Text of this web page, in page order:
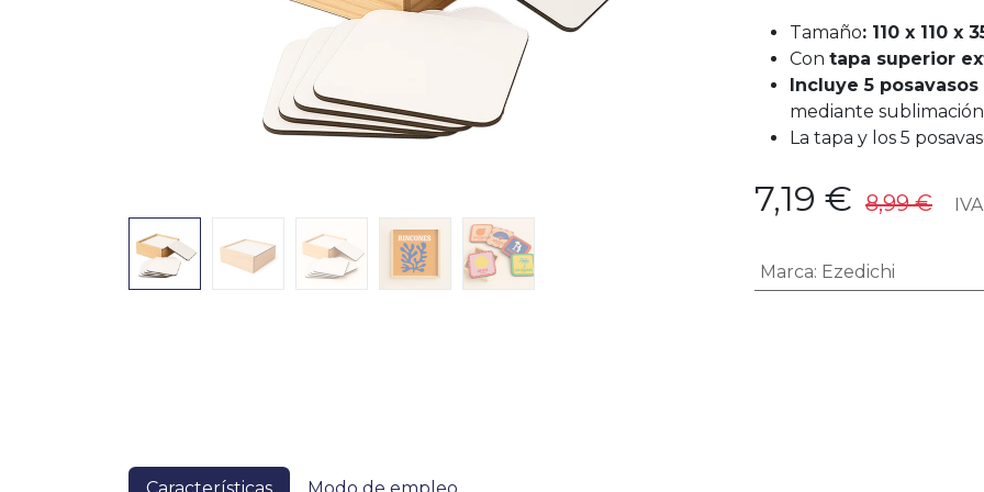
Tamaño: 110 x 110 x
Con tapa superior
Incluye 5 posavasos
mediante
La tapa y los 5
7,19 € 8,99€
Marca: Ezedichi